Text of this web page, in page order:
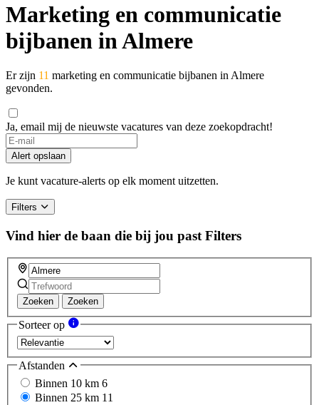
Marketing en communicatie
bijbanen in Almere
Er zijn 11 marketing en communicatie bijbanen in Almere
gevonden.
Ja, email mij de nieuwste vacatures van deze zoekopdracht!
Alert opslaan
Je kunt vacature-alerts op elk moment uitzetten.
Filters
Vind hier de baan die bij jou past Filters
Zoeken Zoeken
Sorteer op
Afstanden
Binnen 10 km 6
Binnen 25 km 11